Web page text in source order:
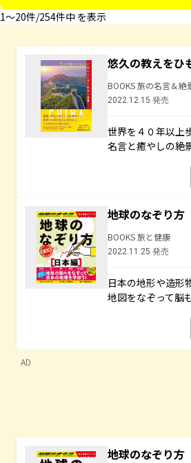
1〜20件/254件中 を表示
悠久の教えをひ
BOOKS 旅の名言＆絶
2022.12.15 発売
世界を４０年以上
名言と癒やしの絶
地球のなぞり
BOOKS 旅と健康
2022.11.25 発売
日本の地形や造形
地図をなぞって脳
AD
地球のなぞり